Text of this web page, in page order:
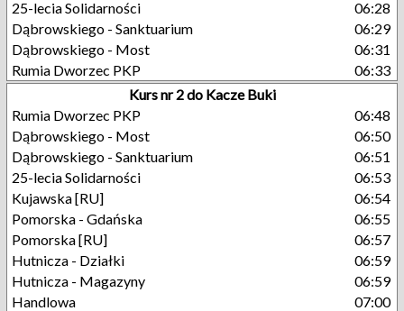
25-lecia Solidarności
06:28
Dąbrowskiego - Sanktuarium
06:29
Dąbrowskiego - Most
06:31
Rumia Dworzec PKP
06:33
Kurs nr 2 do Kacze Buki
Rumia Dworzec PKP
06:48
Dąbrowskiego - Most
06:50
Dąbrowskiego - Sanktuarium
06:51
25-lecia Solidarności
06:53
Kujawska [RU]
06:54
Pomorska - Gdańska
06:55
Pomorska [RU]
06:57
Hutnicza - Działki
06:59
Hutnicza - Magazyny
06:59
Handlowa
07:00